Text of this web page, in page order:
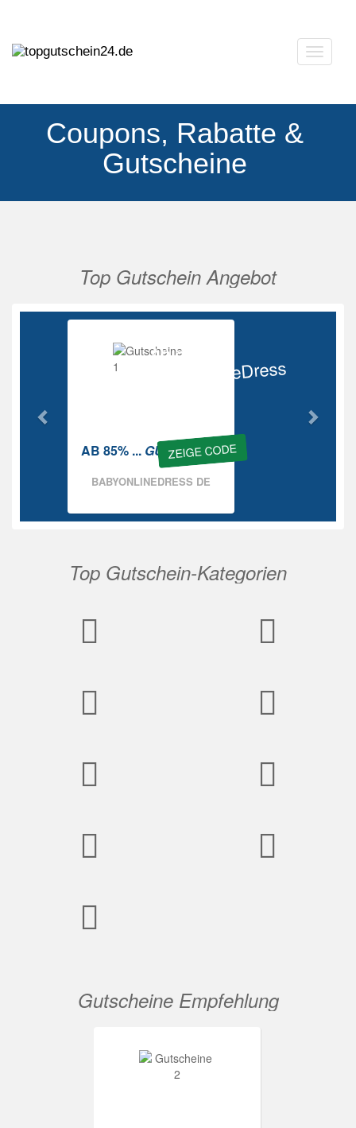
Coupons, Rabatte &
Gutscheine
Top Gutschein Angebot
Ab 85%
BabyOnlineDress
ZEIGE CODE
AB 85% ... GUTSCHEIN
BABYONLINEDRESS DE
Vorherige
Top Gutschein-Kategorien
Gutscheine Empfehlung